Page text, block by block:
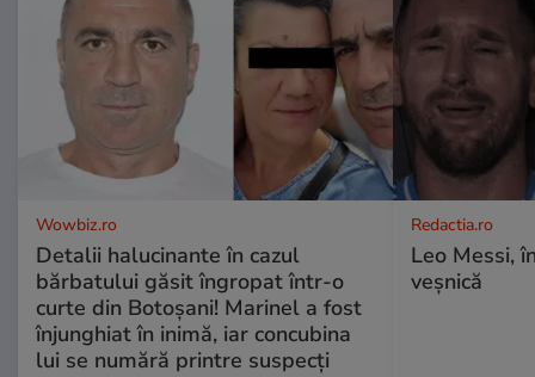
Wowbiz.ro
Detalii halucinante în cazul
bărbatului găsit îngropat într-o
curte din Botoșani! Marinel a fost
înjunghiat în inimă, iar concubina
lui se numără printre suspecți
Redactia.ro
Leo Messi,
veșnică